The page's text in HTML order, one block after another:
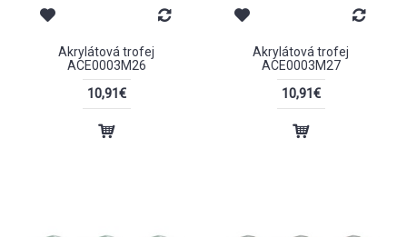
Akrylátová trofej
ACE0003M26
10,91€
Akrylátová trofej
ACE0003M27
10,91€